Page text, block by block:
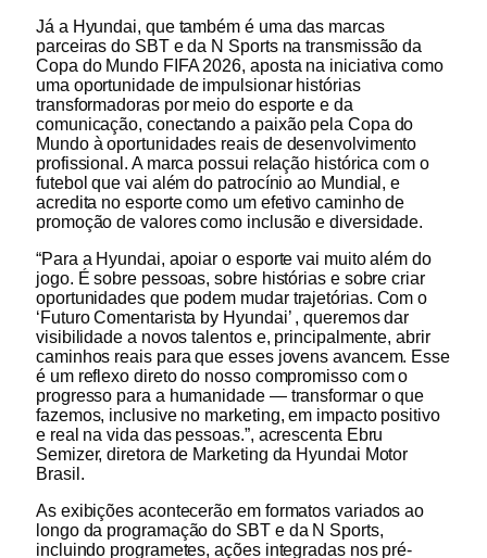
Já a Hyundai, que também é uma das marcas
parceiras do SBT e da N Sports na transmissão da
Copa do Mundo FIFA 2026, aposta na iniciativa como
uma oportunidade de impulsionar histórias
transformadoras por meio do esporte e da
comunicação, conectando a paixão pela Copa do
Mundo à oportunidades reais de desenvolvimento
profissional. A marca possui relação histórica com o
futebol que vai além do patrocínio ao Mundial, e
acredita no esporte como um efetivo caminho de
promoção de valores como inclusão e diversidade.
“Para a Hyundai, apoiar o esporte vai muito além do
jogo. É sobre pessoas, sobre histórias e sobre criar
oportunidades que podem mudar trajetórias. Com o
‘Futuro Comentarista by Hyundai’ , queremos dar
visibilidade a novos talentos e, principalmente, abrir
caminhos reais para que esses jovens avancem. Esse
é um reflexo direto do nosso compromisso com o
progresso para a humanidade — transformar o que
fazemos, inclusive no marketing, em impacto positivo
e real na vida das pessoas.”, acrescenta Ebru
Semizer, diretora de Marketing da Hyundai Motor
Brasil.
As exibições acontecerão em formatos variados ao
longo da programação do SBT e da N Sports,
incluindo programetes, ações integradas nos pré-